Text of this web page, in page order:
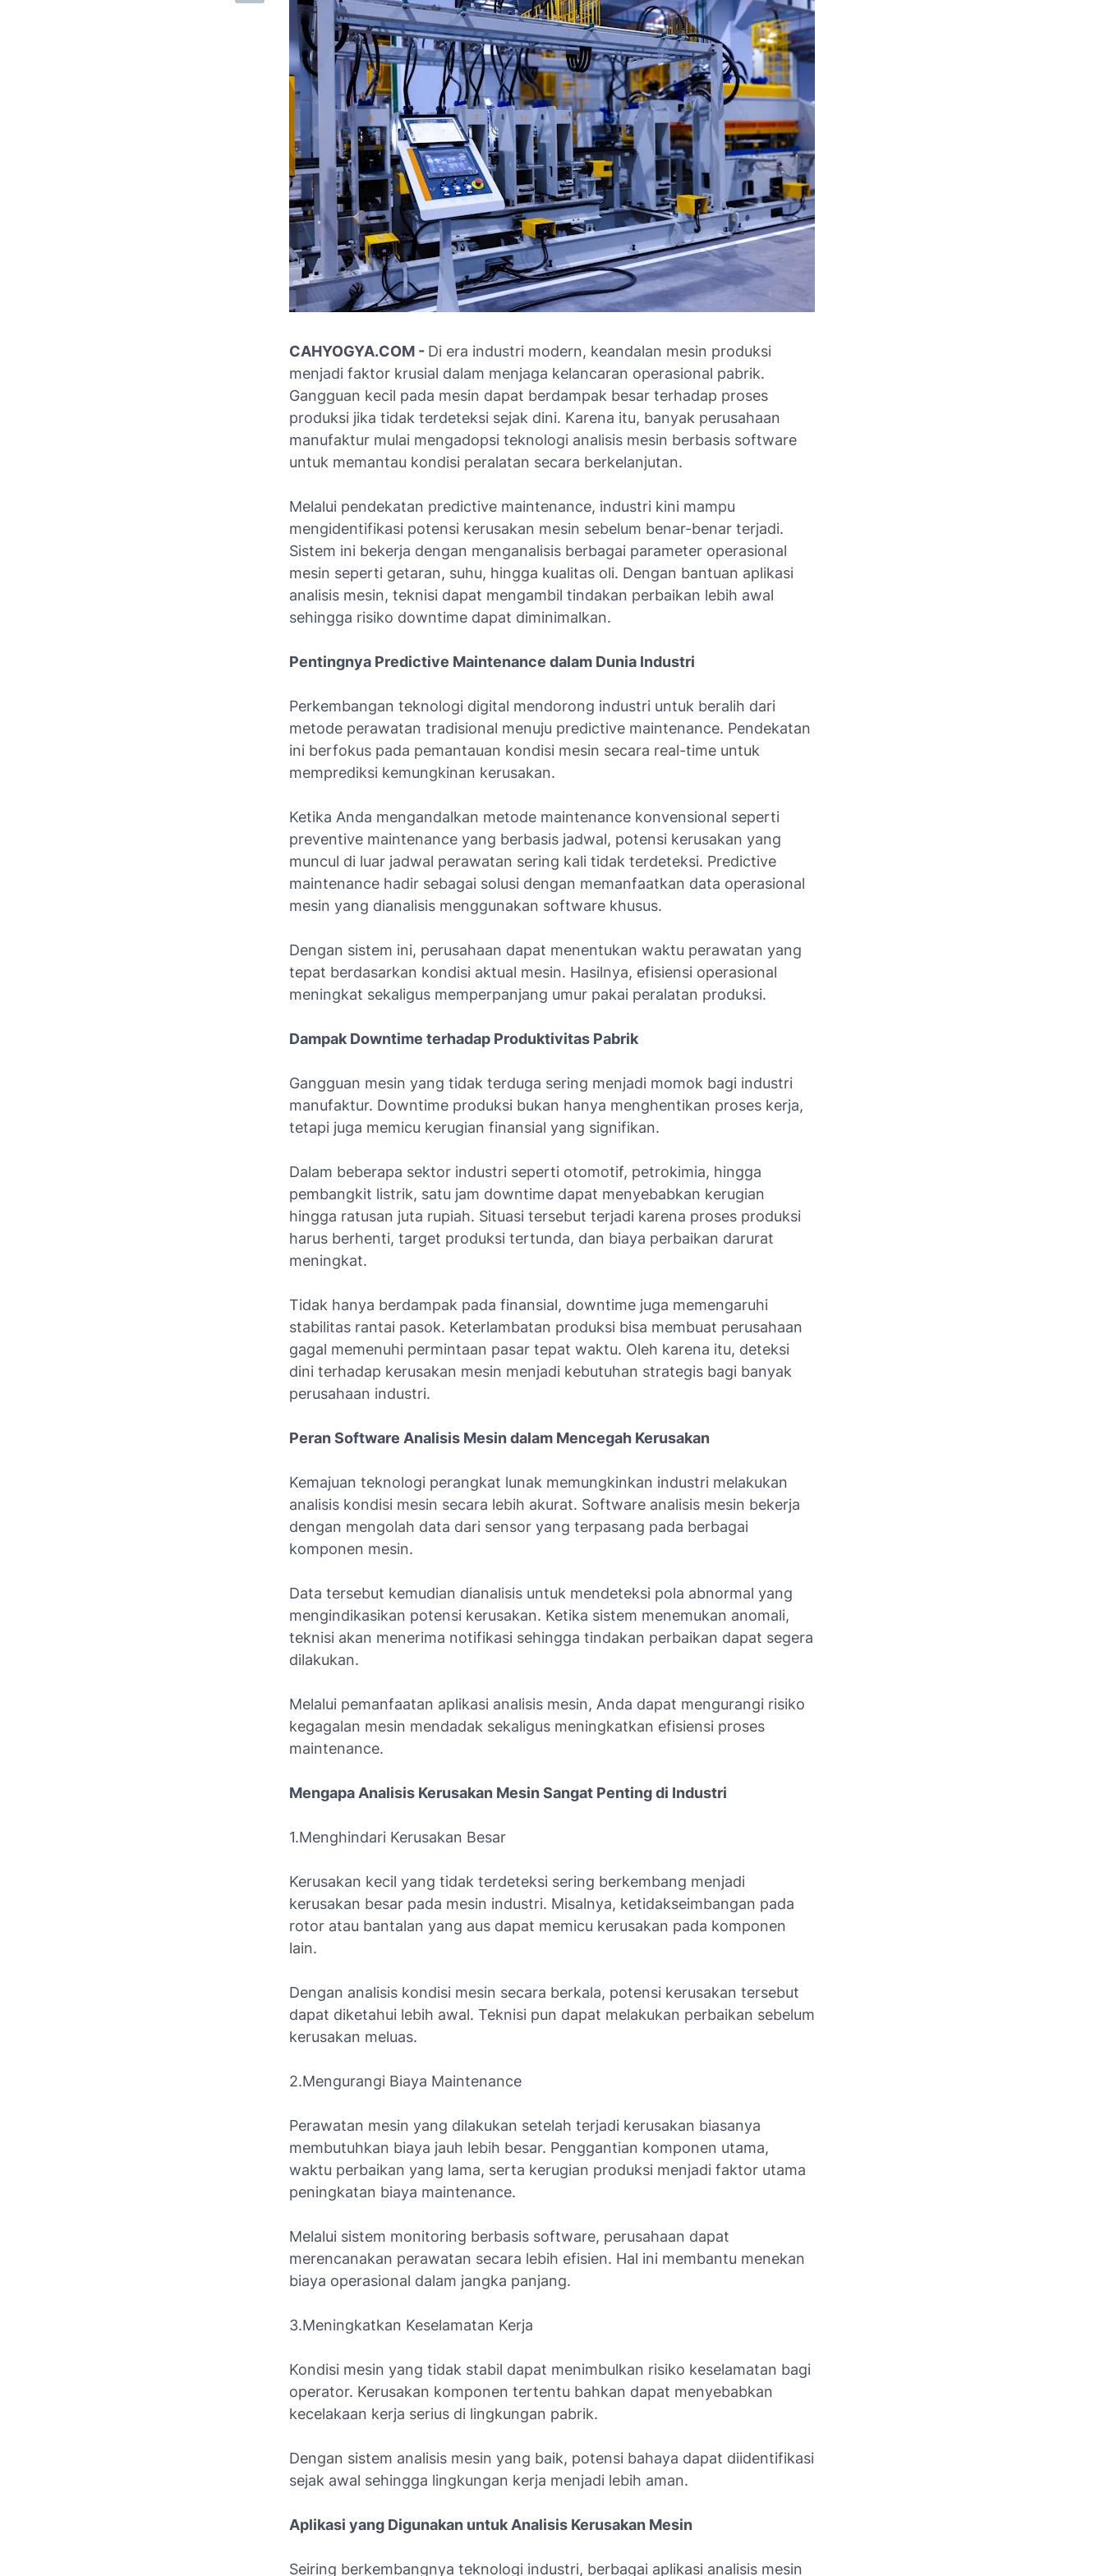
CAHYOGYA.COM - Di era industri modern, keandalan mesin produksi
menjadi faktor krusial dalam menjaga kelancaran operasional pabrik.
Gangguan kecil pada mesin dapat berdampak besar terhadap proses
produksi jika tidak terdeteksi sejak dini. Karena itu, banyak perusahaan
manufaktur mulai mengadopsi teknologi analisis mesin berbasis software
untuk memantau kondisi peralatan secara berkelanjutan.
Melalui pendekatan predictive maintenance, industri kini mampu
mengidentifikasi potensi kerusakan mesin sebelum benar-benar terjadi.
Sistem ini bekerja dengan menganalisis berbagai parameter operasional
mesin seperti getaran, suhu, hingga kualitas oli. Dengan bantuan aplikasi
analisis mesin, teknisi dapat mengambil tindakan perbaikan lebih awal
sehingga risiko downtime dapat diminimalkan.
Pentingnya Predictive Maintenance dalam Dunia Industri
Perkembangan teknologi digital mendorong industri untuk beralih dari
metode perawatan tradisional menuju predictive maintenance. Pendekatan
ini berfokus pada pemantauan kondisi mesin secara real-time untuk
memprediksi kemungkinan kerusakan.
Ketika Anda mengandalkan metode maintenance konvensional seperti
preventive maintenance yang berbasis jadwal, potensi kerusakan yang
muncul di luar jadwal perawatan sering kali tidak terdeteksi. Predictive
maintenance hadir sebagai solusi dengan memanfaatkan data operasional
mesin yang dianalisis menggunakan software khusus.
Dengan sistem ini, perusahaan dapat menentukan waktu perawatan yang
tepat berdasarkan kondisi aktual mesin. Hasilnya, efisiensi operasional
meningkat sekaligus memperpanjang umur pakai peralatan produksi.
Dampak Downtime terhadap Produktivitas Pabrik
Gangguan mesin yang tidak terduga sering menjadi momok bagi industri
manufaktur. Downtime produksi bukan hanya menghentikan proses kerja,
tetapi juga memicu kerugian finansial yang signifikan.
Dalam beberapa sektor industri seperti otomotif, petrokimia, hingga
pembangkit listrik, satu jam downtime dapat menyebabkan kerugian
hingga ratusan juta rupiah. Situasi tersebut terjadi karena proses produksi
harus berhenti, target produksi tertunda, dan biaya perbaikan darurat
meningkat.
Tidak hanya berdampak pada finansial, downtime juga memengaruhi
stabilitas rantai pasok. Keterlambatan produksi bisa membuat perusahaan
gagal memenuhi permintaan pasar tepat waktu. Oleh karena itu, deteksi
dini terhadap kerusakan mesin menjadi kebutuhan strategis bagi banyak
perusahaan industri.
Peran Software Analisis Mesin dalam Mencegah Kerusakan
Kemajuan teknologi perangkat lunak memungkinkan industri melakukan
analisis kondisi mesin secara lebih akurat. Software analisis mesin bekerja
dengan mengolah data dari sensor yang terpasang pada berbagai
komponen mesin.
Data tersebut kemudian dianalisis untuk mendeteksi pola abnormal yang
mengindikasikan potensi kerusakan. Ketika sistem menemukan anomali,
teknisi akan menerima notifikasi sehingga tindakan perbaikan dapat segera
dilakukan.
Melalui pemanfaatan aplikasi analisis mesin, Anda dapat mengurangi risiko
kegagalan mesin mendadak sekaligus meningkatkan efisiensi proses
maintenance.
Mengapa Analisis Kerusakan Mesin Sangat Penting di Industri
1.Menghindari Kerusakan Besar
Kerusakan kecil yang tidak terdeteksi sering berkembang menjadi
kerusakan besar pada mesin industri. Misalnya, ketidakseimbangan pada
rotor atau bantalan yang aus dapat memicu kerusakan pada komponen
lain.
Dengan analisis kondisi mesin secara berkala, potensi kerusakan tersebut
dapat diketahui lebih awal. Teknisi pun dapat melakukan perbaikan sebelum
kerusakan meluas.
2.Mengurangi Biaya Maintenance
Perawatan mesin yang dilakukan setelah terjadi kerusakan biasanya
membutuhkan biaya jauh lebih besar. Penggantian komponen utama,
waktu perbaikan yang lama, serta kerugian produksi menjadi faktor utama
peningkatan biaya maintenance.
Melalui sistem monitoring berbasis software, perusahaan dapat
merencanakan perawatan secara lebih efisien. Hal ini membantu menekan
biaya operasional dalam jangka panjang.
3.Meningkatkan Keselamatan Kerja
Kondisi mesin yang tidak stabil dapat menimbulkan risiko keselamatan bagi
operator. Kerusakan komponen tertentu bahkan dapat menyebabkan
kecelakaan kerja serius di lingkungan pabrik.
Dengan sistem analisis mesin yang baik, potensi bahaya dapat diidentifikasi
sejak awal sehingga lingkungan kerja menjadi lebih aman.
Aplikasi yang Digunakan untuk Analisis Kerusakan Mesin
Seiring berkembangnya teknologi industri, berbagai aplikasi analisis mesin